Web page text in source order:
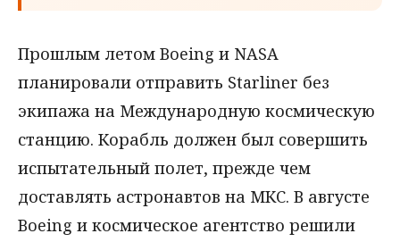
Прошлым летом Boeing и NASA
планировали отправить Starliner без
экипажа на Международную космическую
станцию. Корабль должен был совершить
испытательный полет, прежде чем
доставлять астронавтов на МКС. В августе
Boeing и космическое агентство решили